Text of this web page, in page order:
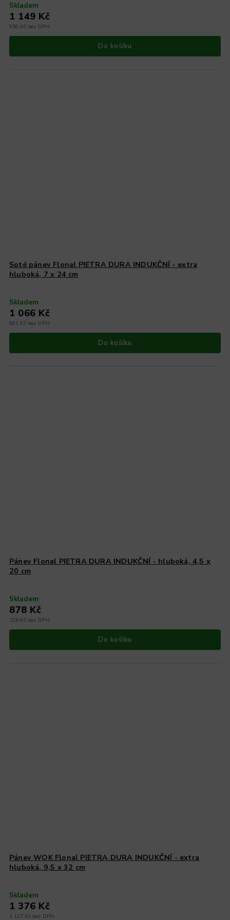
Skladem
950 Kč bez DPH
1 149 Kč
Do košíku
Soté pánev Flonal PIETRA DURA INDUKČNÍ - extra
hluboká, 7 x 24 cm
Skladem
881 Kč bez DPH
1 066 Kč
Do košíku
Pánev Flonal PIETRA DURA INDUKČNÍ - hluboká, 4,5 x
20 cm
Skladem
726 Kč bez DPH
878 Kč
Do košíku
Pánev WOK Flonal PIETRA DURA INDUKČNÍ - extra
hluboká, 9,5 x 32 cm
Skladem
1 137 Kč bez DPH
1 376 Kč